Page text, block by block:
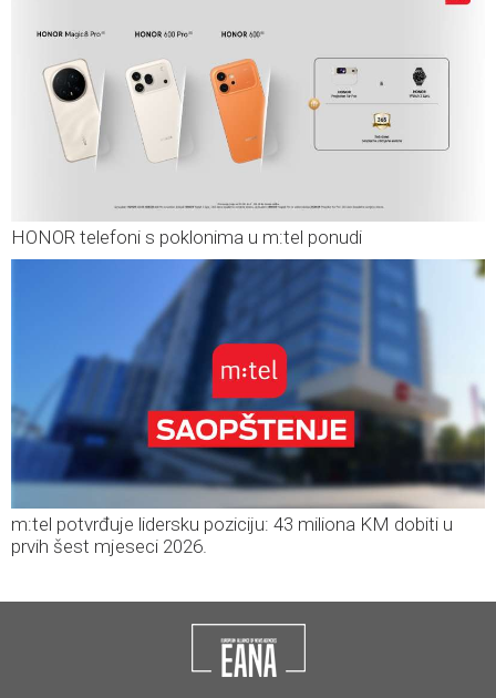
HONOR telefoni s poklonima u m:tel ponudi
m:tel potvrđuje lidersku poziciju: 43 miliona KM dobiti u
prvih šest mjeseci 2026.